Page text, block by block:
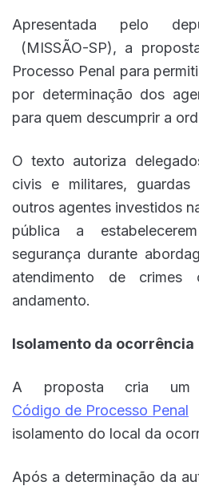
Apresentada pelo
(MISSÃO-SP), a
Processo Penal para
por determinação dos
para quem descumprir a
O texto autoriza
civis e militares, guardas
outros agentes investidos
pública a
segurança durante
atendimento de crimes
andamento.
Isolamento da ocorrência
A proposta cria
Código de Processo Penal
isolamento do local da
Após a determinação da